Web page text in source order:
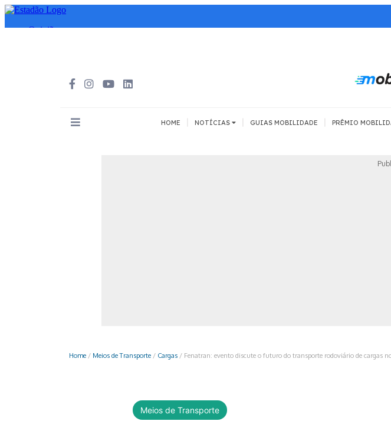
HOME NOTÍCIAS
Scooter elétrica
GUIAS MOBILIDADE PRÊMIO
Home / Meios de Transporte / Cargas / Fenatran: evento discute o futuro do transporte rodoviário de cargas
Meios de Transporte